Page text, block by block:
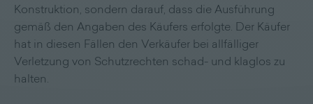
Konstruktion, sondern darauf, dass die Ausführung
gemäß den Angaben des Käufers erfolgte. Der Käufer
hat in diesen Fällen den Verkäufer bei allfälliger
Verletzung von Schutzrechten schad- und klaglos zu
halten.